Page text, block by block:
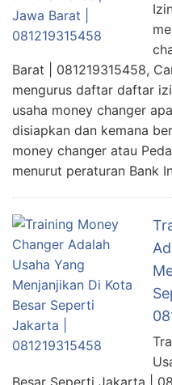
Barat | 081219315458,
mengurus daftar daftar
usaha money changer
disiapkan dan kemana
money changer atau
menurut peraturan Bank
Besar Seperti Jakarta |